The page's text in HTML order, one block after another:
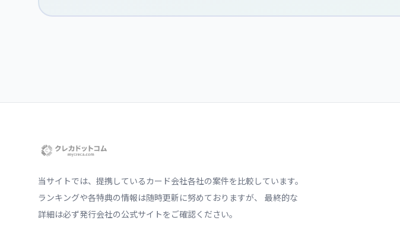
当サイトでは、提携しているカード会社各社の案件を比較しています。
ランキングや各特典の情報は随時更新に努めておりますが、 最終的な
詳細は必ず発行会社の公式サイトをご確認ください。